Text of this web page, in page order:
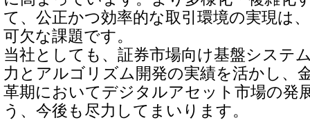
て、公正かつ効率的な取引環境の実現は
可欠な課題です。
当社としても、証券市場向け基盤システ
力とアルゴリズム開発の実績を活かし、
革期においてデジタルアセット市場の発
う、今後も尽力してまいります。